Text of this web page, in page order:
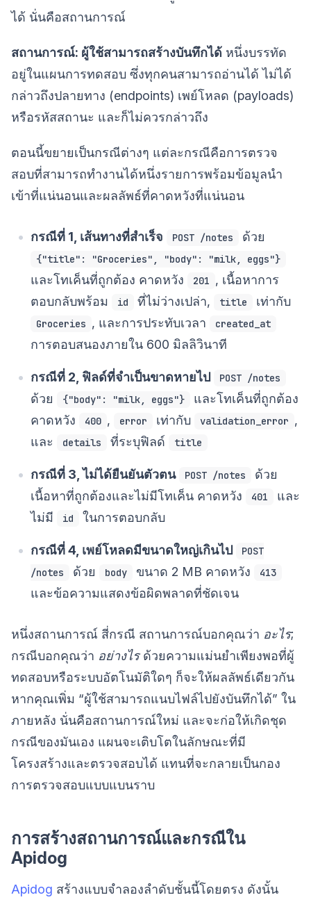
ได้ นั่นคือสถานการณ์
สถานการณ์: ผู้ใช้สามารถสร้างบันทึกได้ หนึ่งบรรทัด
อยู่ในแผนการทดสอบ ซึ่งทุกคนสามารถอ่านได้ ไม่ได้
กล่าวถึงปลายทาง (endpoints) เพย์โหลด (payloads)
หรือรหัสสถานะ และก็ไม่ควรกล่าวถึง
ตอนนี้ขยายเป็นกรณีต่างๆ แต่ละกรณีคือการตรวจ
สอบที่สามารถทำงานได้หนึ่งรายการพร้อมข้อมูลนำ
เข้าที่แน่นอนและผลลัพธ์ที่คาดหวังที่แน่นอน
กรณีที่ 1, เส้นทางที่สำเร็จ POST /notes ด้วย
{"title": "Groceries", "body": "milk, eggs"}
และโทเค็นที่ถูกต้อง คาดหวัง 201 , เนื้อหาการ
ตอบกลับพร้อม
id ที่ไม่ว่างเปล่า, title เท่ากับ
Groceries , และการประทับเวลา created_at
การตอบสนองภายใน 600 มิลลิวินาที
กรณีที่ 2, ฟิลด์ที่จำเป็นขาดหายไป POST /notes
ด้วย {"body": "milk, eggs"}
และโทเค็นที่ถูกต้อง
คาดหวัง
400 , error เท่ากับ validation_error ,
และ
details ที่ระบุฟิลด์ title
กรณีที่ 3, ไม่ได้ยืนยันตัวตน POST /notes
ด้วย
เนื้อหาที่ถูกต้องและไม่มีโทเค็น คาดหวัง
401
และ
ไม่มี
id ในการตอบกลับ
กรณีที่ 4, เพย์โหลดมีขนาดใหญ่เกินไป
POST
/notes
ด้วย body ขนาด 2 MB คาดหวัง 413
และข้อความแสดงข้อผิดพลาดที่ชัดเจน
หนึ่งสถานการณ์ สี่กรณี สถานการณ์บอกคุณว่า อะไร;
กรณีบอกคุณว่า อย่างไรด้วยความแม่นยำเพียงพอที่ผู้
ทดสอบหรือระบบอัตโนมัติใดๆ ก็จะให้ผลลัพธ์เดียวกัน
หากคุณเพิ่ม “ผู้ใช้สามารถแนบไฟล์ไปยังบันทึกได้” ใน
ภายหลัง นั่นคือสถานการณ์ใหม่ และจะก่อให้เกิดชุด
กรณีของมันเอง แผนจะเติบโตในลักษณะที่มี
โครงสร้างและตรวจสอบได้ แทนที่จะกลายเป็นกอง
การตรวจสอบแบบแบนราบ
การสร้างสถานการณ์และกรณีใน
Apidog
Apidog สร้างแบบจำลองลำดับชั้นนี้โดยตรง ดังนั้น